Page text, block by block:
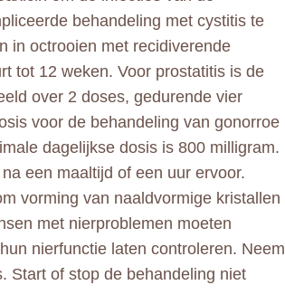
behandeling met cystitis te
in octrooien met recidiverende
tot 12 weken. Voor prostatitis is de
over 2 doses, gedurende vier
voor de behandeling van gonorroe
dagelijkse dosis is 800 milligram.
een maaltijd of een uur ervoor.
vorming van naaldvormige kristallen
met nierproblemen moeten
nierfunctie laten controleren. Neem
Start of stop de behandeling niet